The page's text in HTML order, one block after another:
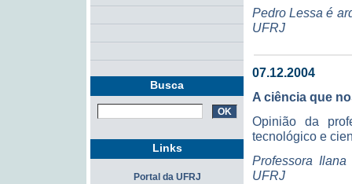
Pedro Lessa é
UFRJ
07.12.2004
A ciência que
Opinião da
tecnológico e
Professora
UFRJ
Busca
Links
Portal da UFRJ